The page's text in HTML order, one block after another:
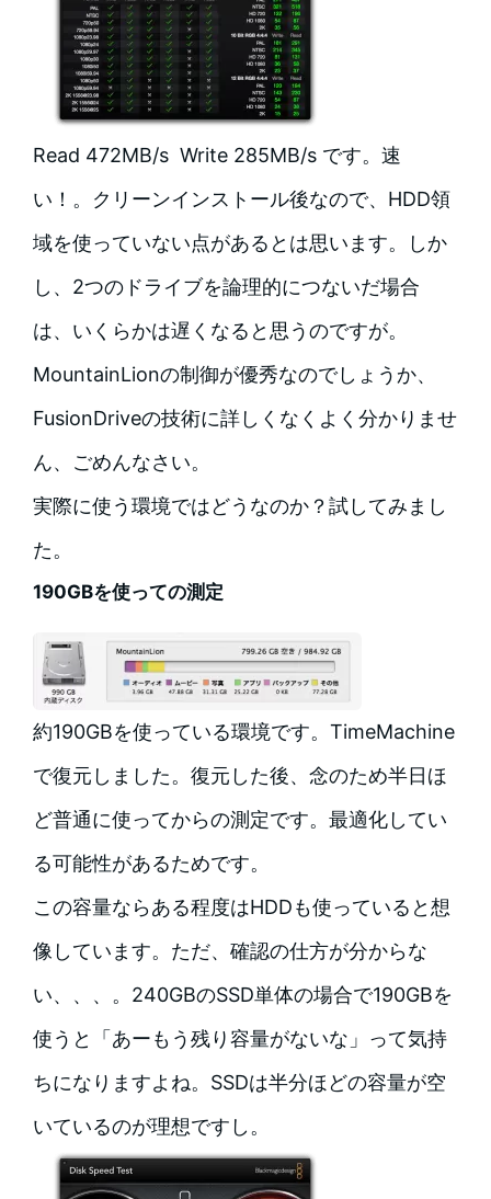
Read 472MB/s Write 285MB/s です。速
い！。クリーンインストール後なので、HDD領
域を使っていない点があるとは思います。しか
し、2つのドライブを論理的につないだ場合
は、いくらかは遅くなると思うのですが。
MountainLionの制御が優秀なのでしょうか、
FusionDriveの技術に詳しくなくよく分かりませ
ん、ごめんなさい。
実際に使う環境ではどうなのか？試してみまし
た。
190GBを使っての測定
約190GBを使っている環境です。TimeMachine
で復元しました。復元した後、念のため半日ほ
ど普通に使ってからの測定です。最適化してい
る可能性があるためです。
この容量ならある程度はHDDも使っていると想
像しています。ただ、確認の仕方が分からな
い、、、。240GBのSSD単体の場合で190GBを
使うと「あーもう残り容量がないな」って気持
ちになりますよね。SSDは半分ほどの容量が空
いているのが理想ですし。